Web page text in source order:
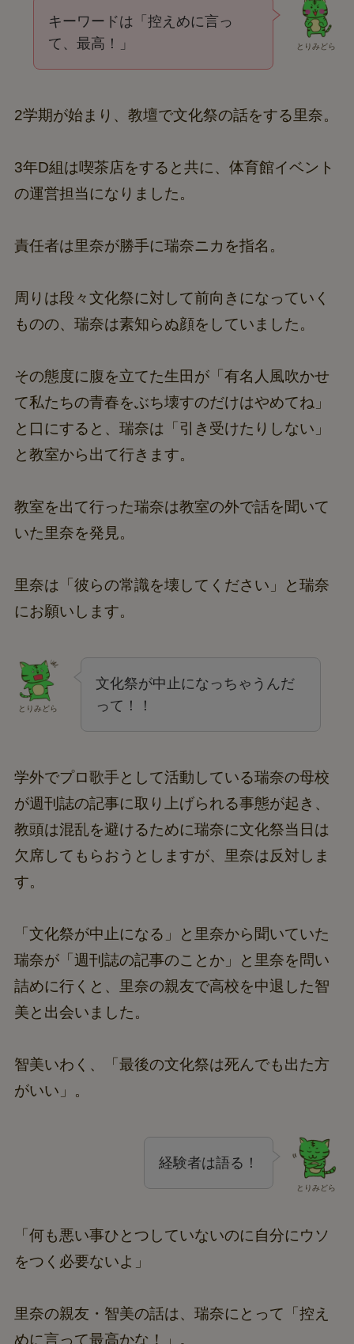
とりみどら
キーワードは「控えめに言っ
て、最高！」
2学期が始まり、教壇で文化祭の話をする里奈。
3年D組は喫茶店をすると共に、体育館イベント
の運営担当になりました。
責任者は里奈が勝手に瑞奈ニカを指名。
周りは段々文化祭に対して前向きになっていく
ものの、瑞奈は素知らぬ顔をしていました。
その態度に腹を立てた生田が「有名人風吹かせ
て私たちの青春をぶち壊すのだけはやめてね」
と口にすると、瑞奈は「引き受けたりしない」
と教室から出て行きます。
教室を出て行った瑞奈は教室の外で話を聞いて
いた里奈を発見。
里奈は「彼らの常識を壊してください」と瑞奈
にお願いします。
とりみどら
文化祭が中止になっちゃうんだ
って！！
学外でプロ歌手として活動している瑞奈の母校
が週刊誌の記事に取り上げられる事態が起き、
教頭は混乱を避けるために瑞奈に文化祭当日は
欠席してもらおうとしますが、里奈は反対しま
す。
「文化祭が中止になる」と里奈から聞いていた
瑞奈が「週刊誌の記事のことか」と里奈を問い
詰めに行くと、里奈の親友で高校を中退した智
美と出会いました。
智美いわく、「最後の文化祭は死んでも出た方
がいい」。
とりみどら
経験者は語る！
「何も悪い事ひとつしていないのに自分にウソ
をつく必要ないよ」
里奈の親友・智美の話は、瑞奈にとって「控え
めに言って最高かな！」。